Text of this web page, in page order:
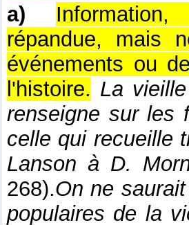
a)
répandue, mais
événements ou
l'histoire. La
renseigne sur les
celle qui recueille
Lanson à D.
268).On ne
populaires de la